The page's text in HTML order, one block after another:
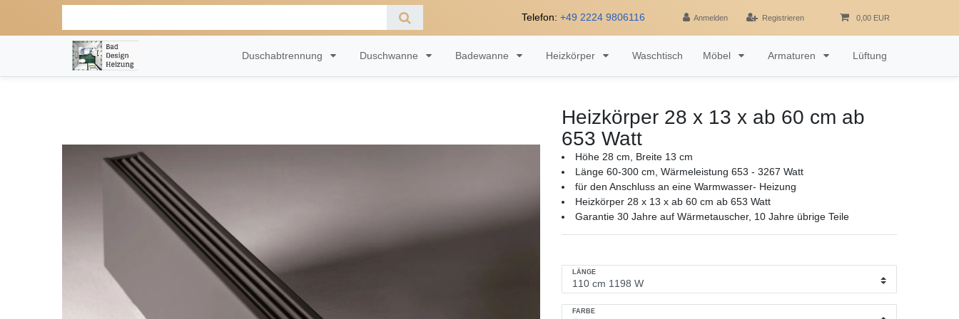
Telefon: +49 2224 9806116 Anmelden Registrieren 0,00 EUR
Duschabtrennung Duschwanne Badewanne Heizkörper Waschtisch Möbel Armaturen Lüftung
Heizkörper 28 x 13 x ab 60 cm ab
653 Watt
Höhe 28 cm, Breite 13 cm
Länge 60-300 cm, Wärmeleistung 653 - 3267 Watt
für den Anschluss an eine Warmwasser- Heizung
Heizkörper 28 x 13 x ab 60 cm ab 653 Watt
Garantie 30 Jahre auf Wärmetauscher, 10 Jahre übrige Teile
LÄNGE
FARBE